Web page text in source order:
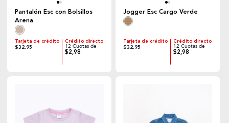
Pantalón Esc con Bolsillos
Arena
Tarjeta de crédito
$32,95
Crédito directo
12 Cuotas de
$2,98
Jogger Esc Cargo Verde
Tarjeta de crédito
$32,95
Crédito directo
12 Cuotas de
$2,98